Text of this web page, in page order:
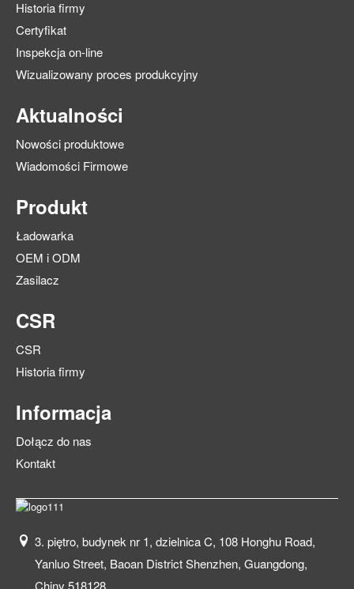
Historia firmy
Certyfikat
Inspekcja on-line
Wizualizowany proces produkcyjny
Aktualności
Nowości produktowe
Wiadomości Firmowe
Produkt
Ładowarka
OEM i ODM
Zasilacz
CSR
CSR
Historia firmy
Informacja
Dołącz do nas
Kontakt
3. piętro, budynek nr 1, dzielnica C, 108 Honghu Road,
Yanluo Street, Baoan District Shenzhen, Guangdong,
Chiny 518128